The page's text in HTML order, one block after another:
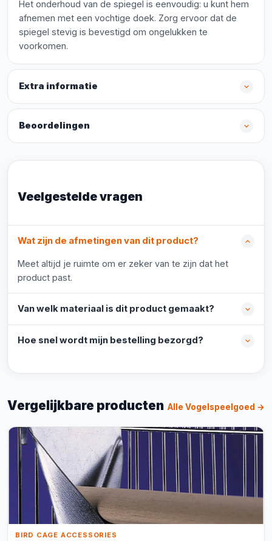
Het onderhoud van de spiegel is eenvoudig: u kunt hem
afnemen met een vochtige doek. Zorg ervoor dat de
spiegel stevig is bevestigd om ongelukken te
voorkomen.
Extra informatie
Beoordelingen
Veelgestelde vragen
Wat zijn de afmetingen van dit product?
Meet altijd je ruimte om er zeker van te zijn dat het
product past.
Van welk materiaal is dit product gemaakt?
Hoe snel wordt mijn bestelling bezorgd?
Vergelijkbare producten Alle Vogelspeelgoed →
BIRD CAGE ACCESSORIES